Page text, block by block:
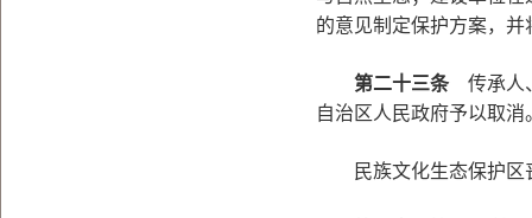
的意见制定保护方案，
第二十三条传承人
自治区人民政府予以取消
民族文化生态保护区